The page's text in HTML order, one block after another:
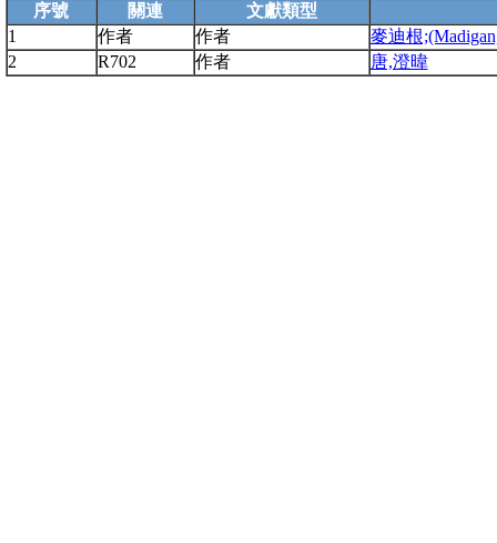
序號
關連
文獻類型
1
作者 作者
麥迪根
2
R702 作者 唐,澄暐